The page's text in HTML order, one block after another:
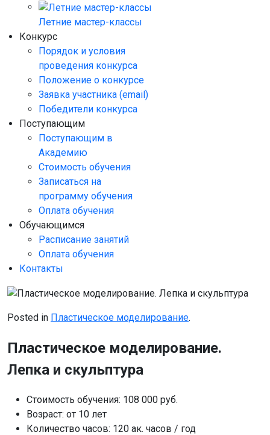
Летние мастер-классы
Конкурс
Порядок и условия
проведения конкурса
Положение о конкурсе
Заявка участника (email)
Победители конкурса
Поступающим
Поступающим в
Академию
Стоимость обучения
Записаться на
программу обучения
Оплата обучения
Обучающимся
Расписание занятий
Оплата обучения
Контакты
Posted in Пластическое моделирование.
Пластическое моделирование.
Лепка и скульптура
Стоимость обучения: 108 000 руб.
Возраст: от 10 лет
Количество часов: 120 ак. часов / год